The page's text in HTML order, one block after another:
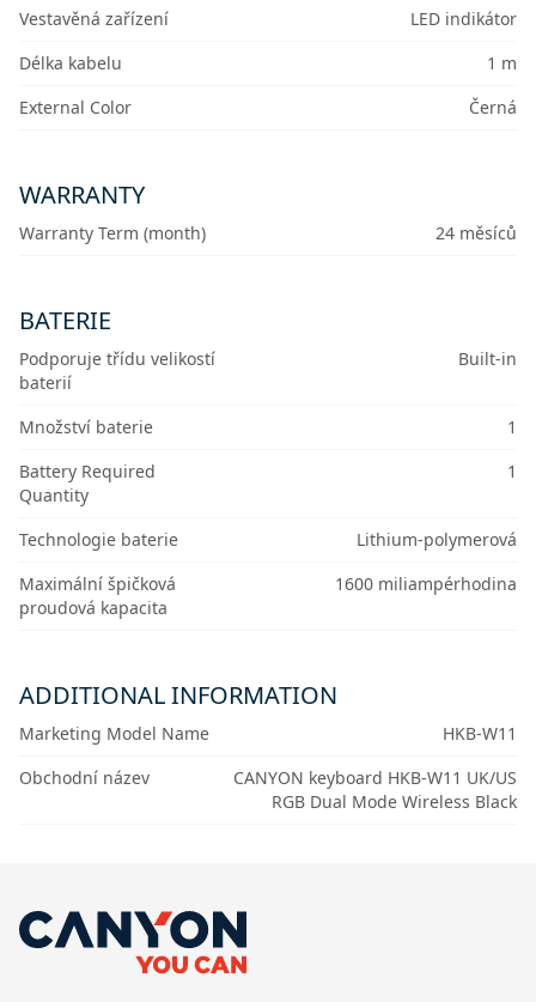
Vestavěná zařízení
LED indikátor
Délka kabelu
1 m
External Color
Černá
WARRANTY
Warranty Term (month) 24 měsíců
BATERIE
Podporuje třídu velikostí
baterií
Built-in
Množství baterie
1
Battery Required
Quantity
1
Technologie baterie
Lithium-polymerová
Maximální špičková
proudová kapacita
1600 miliampérhodina
ADDITIONAL INFORMATION
Marketing Model Name
HKB-W11
Obchodní název
CANYON keyboard HKB-W11 UK/US
RGB Dual Mode Wireless Black